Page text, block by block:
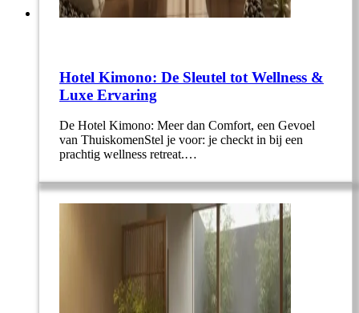
Hotel Kimono: De Sleutel tot Wellness &
Luxe Ervaring
De Hotel Kimono: Meer dan Comfort, een Gevoel
van ThuiskomenStel je voor: je checkt in bij een
prachtig wellness retreat.…